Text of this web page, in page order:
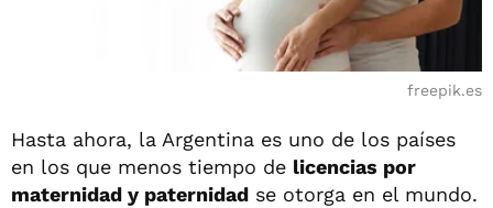
freepik.es
Hasta ahora, la Argentina es uno de los países
en los que menos tiempo de licencias por
maternidad y paternidad se otorga en el mundo.